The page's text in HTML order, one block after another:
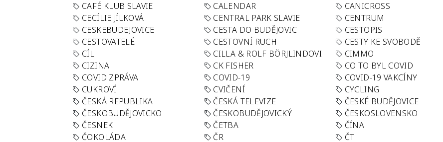
CAFÉ KLUB SLAVIE
CALENDAR CANICROSS
CECÍLIE JÍLKOVÁ
CENTRAL PARK SLAVIE CENTRUM
CESKEBUDEJOVICE
CESTA DO BUDĚJOVIC CESTOPIS
CESTOVATELÉ
CESTOVNÍ RUCH CESTY KE SVOBODĚ
CÍL
CILLA & ROLF BÖRJLINDOVI CIMMO
CIZINA
CK FISHER CO TO BYL COVID
COVID ZPRÁVA
COVID-19 COVID-19 VAKCÍNY
CUKROVÍ
CVIČENÍ CYCLING
ČESKÁ REPUBLIKA
ČESKÁ TELEVIZE ČESKÉ BUDĚJOVICE
ČESKOBUDĚJOVICKO
ČESKOBUDĚJOVICKÝ ČESKOSLOVENSKO
ČESNEK
ČETBA ČÍNA
ČOKOLÁDA
ČR ČT